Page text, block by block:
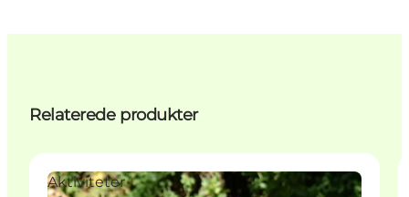
Relaterede produkter
Aktiviteter